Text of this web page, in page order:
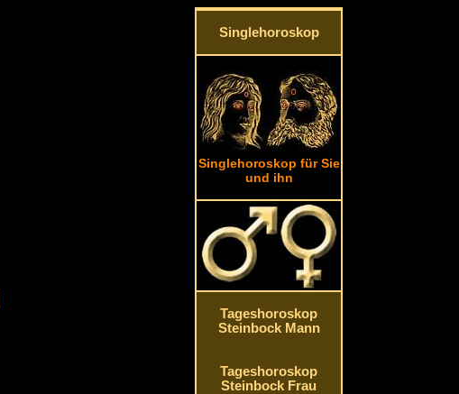
Singlehoroskop
Singlehoroskop für Sie
und ihn
Tageshoroskop
Steinbock Mann
Tageshoroskop
Steinbock Frau